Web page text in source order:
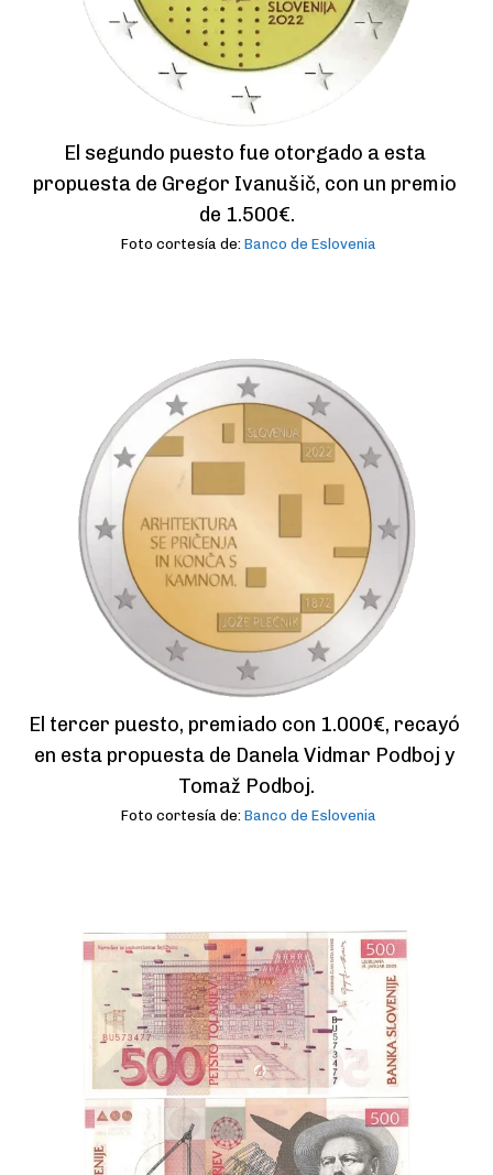
El segundo puesto fue otorgado a esta
propuesta de Gregor Ivanušič, con un premio
de 1.500€.
Foto cortesía de: Banco de Eslovenia
El tercer puesto, premiado con 1.000€, recayó
en esta propuesta de Danela Vidmar Podboj y
Tomaž Podboj.
Foto cortesía de: Banco de Eslovenia